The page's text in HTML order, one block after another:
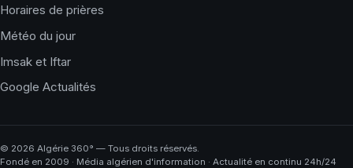
Horaires de prières
Météo du jour
Imsak et Iftar
Google Actualités
© 2026 Algérie 360° — Tous droits réservés.
Fondé en 2009 · Média algérien d'information · Actualité en continu 24h/24